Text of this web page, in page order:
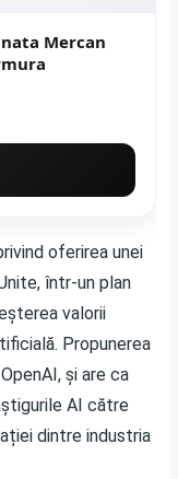
Mercan
tip marmura
oferirea unei
într-un plan
valorii
Propunerea
și are ca
AI către
dintre industria